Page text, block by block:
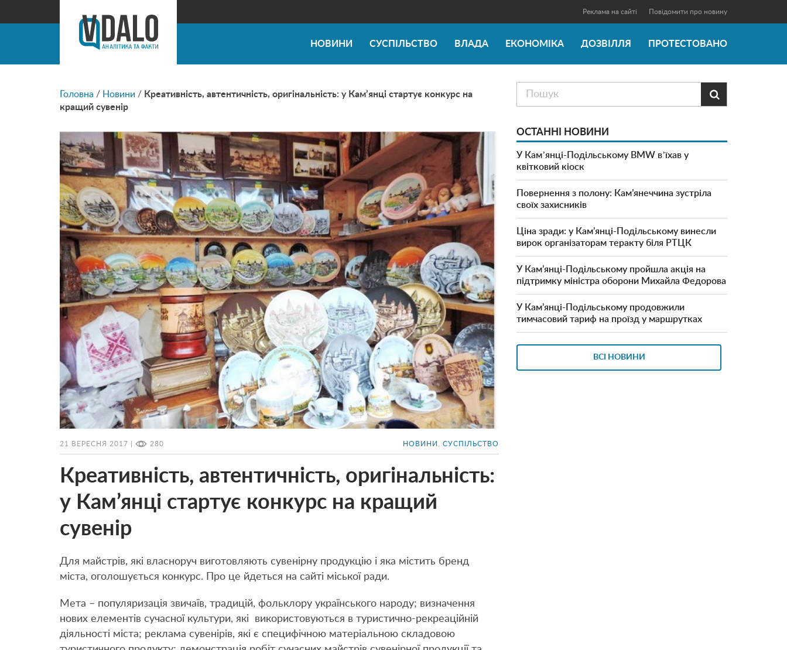
Реклама на сайті Повідомити про новину
НОВИНИ СУСПІЛЬСТВО ВЛАДА ЕКОНОМІКА ДОЗВІЛЛЯ ПРОТЕСТОВАНО
Головна / Новини / Креативність, автентичність, оригінальність: у Кам’янці стартує конкурс на
кращий сувенір
21 ВЕРЕСНЯ 2017 | 280 НОВИНИ СУСПІЛЬСТВО
Креативність, автентичність, оригінальність:
у Кам’янці стартує конкурс на кращий
сувенір
Для майстрів, які власноруч виготовляють сувенірну продукцію і яка містить бренд
міста, оголошується конкурс. Про це йдеться на сайті міської ради.
Мета – популяризація звичаїв, традицій, фольклору українського народу; визначення
нових елементів сучасної культури, які використовуються в туристично-рекреаційній
діяльності міста; реклама сувенірів, які є специфічною матеріальною складовою

ОСТАННІ НОВИНИ
У Камʼянці-Подільському BMW вʼїхав у
квітковий кіоск
Повернення з полону: Кам’янеччина зустріла
своїх захисників
Ціна зради: у Кам’янці-Подільському винесли
вирок організаторам теракту біля РТЦК
У Кам’янці-Подільському пройшла акція на
підтримку міністра оборони Михайла Федорова
У Кам’янці-Подільському продовжили
тимчасовий тариф на проїзд у маршрутках
ВСІ НОВИНИ